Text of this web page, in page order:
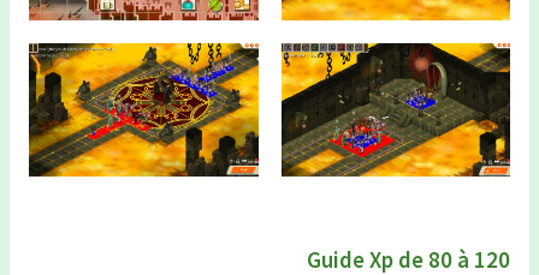
Guide Xp de 80 à 120